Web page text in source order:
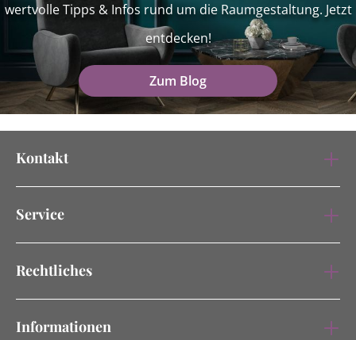
wertvolle Tipps & Infos rund um die Raumgestaltung. Jetzt
entdecken!
Zum Blog
Kontakt
Service
Rechtliches
Informationen